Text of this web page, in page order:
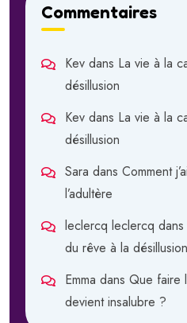
Commentaires
Kev dans La vie à la
désillusion
Kev dans La vie à la
désillusion
Sara dans Comment
l’adultère
leclercq leclercq dans
du rêve à la désillusion
Emma dans Que faire
devient insalubre ?